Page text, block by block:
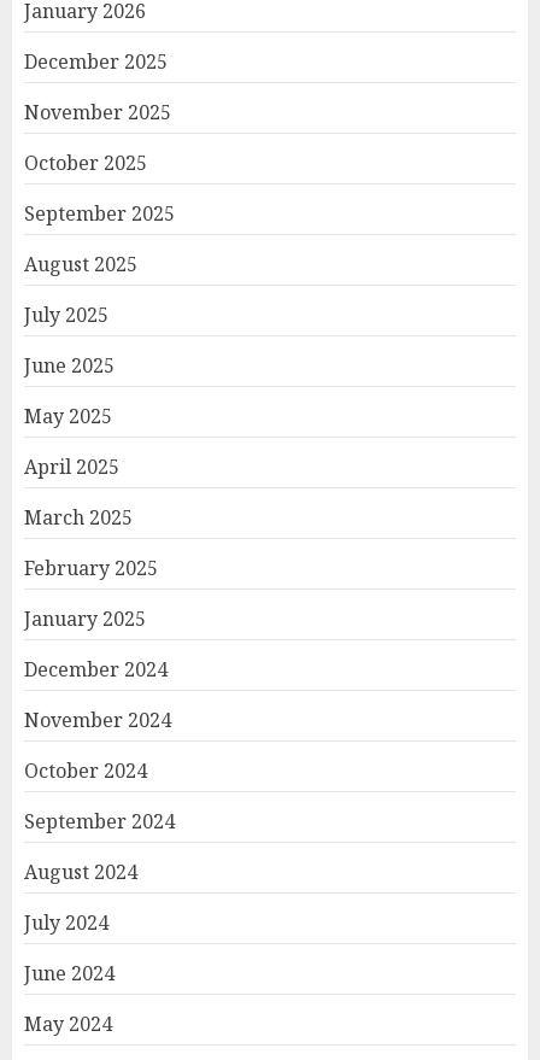
January 2026
December 2025
November 2025
October 2025
September 2025
August 2025
July 2025
June 2025
May 2025
April 2025
March 2025
February 2025
January 2025
December 2024
November 2024
October 2024
September 2024
August 2024
July 2024
June 2024
May 2024